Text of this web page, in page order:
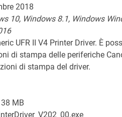
2018
10, Windows 8.1, Windows
UFR II V4 Printer Driver. È
di stampa delle periferiche
di stampa del driver.
MB